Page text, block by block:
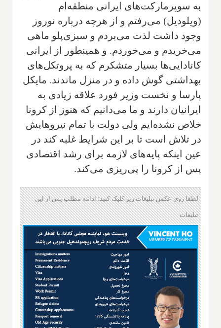
به سوپر‌مارکت‌های ایرانی منطقه‌ام
(ویلودیل) می‌رفتم و از هرچه درباره نوروز
وجود داشت لذت می‌بردم و سبزی‌پلو ماهی
می‌خریدم و می‌خوردم. و همینطور از ایرانی
کانادایی‌ها بسیار متشکرم که به پروتکل‌های
بهداشتی گوش داده و در منزل ماندند. مایکل
پارسا و نخست وزیر فورد علاقه زیادی به
ایرانیان دارند و ما می‌دانیم که هنوز از کرونا
خلاص نشده‌ایم ولی دولت با تمام نیروهایش
در تلاش است تا بر این شرایط غلبه کند در
عین اینکه پایه‌های لازمه برای رشد اقتصادی
پس از کرونا را پی‌ریزی می‌کند.
لطفا روی عکس تبلیغات زیر کلیک کنید؛ ادامه مطلب پس از این
تبلیغات